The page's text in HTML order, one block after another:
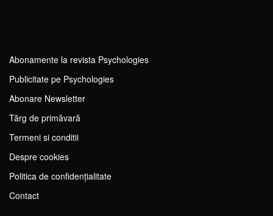
Abonamente la revista Psychologies
Publicitate pe Psychologies
Abonare Newsletter
Tărg de primăvară
Termeni si conditii
Despre cookies
Politica de confidențialitate
Contact